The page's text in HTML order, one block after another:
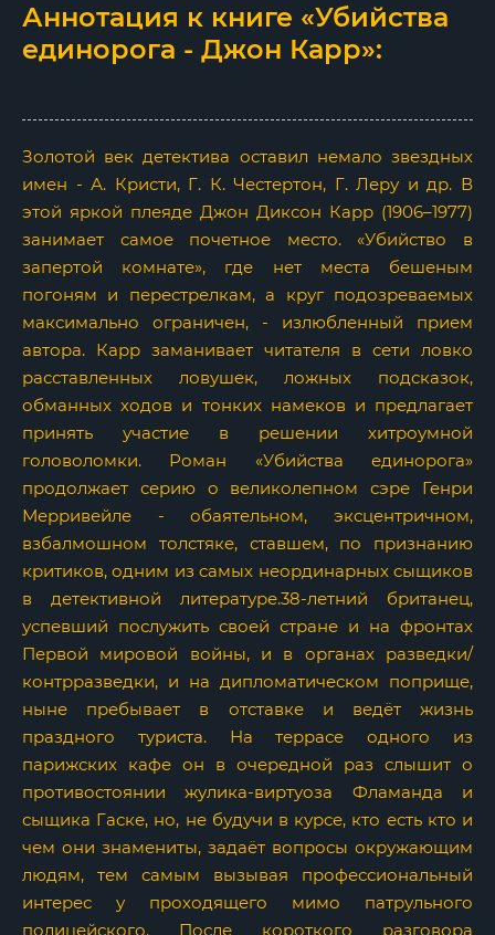
Аннотация к книге «Убийства
единорога - Джон Карр»:
Золотой век детектива оставил немало звездных
имен - А. Кристи, Г. К. Честертон, Г. Леру и др. В
этой яркой плеяде Джон Диксон Карр (1906–1977)
занимает самое почетное место. «Убийство в
запертой комнате», где нет места бешеным
погоням и перестрелкам, а круг подозреваемых
максимально ограничен, - излюбленный прием
автора. Карр заманивает читателя в сети ловко
расставленных ловушек, ложных подсказок,
обманных ходов и тонких намеков и предлагает
принять участие в решении хитроумной
головоломки. Роман «Убийства единорога»
продолжает серию о великолепном сэре Генри
Мерривейле - обаятельном, эксцентричном,
взбалмошном толстяке, ставшем, по признанию
критиков, одним из самых неординарных сыщиков
в детективной литературе.38-летний британец,
успевший послужить своей стране и на фронтах
Первой мировой войны, и в органах разведки/
контрразведки, и на дипломатическом поприще,
ныне пребывает в отставке и ведёт жизнь
праздного туриста. На террасе одного из
парижских кафе он в очередной раз слышит о
противостоянии жулика-виртуоза Фламанда и
сыщика Гаске, но, не будучи в курсе, кто есть кто и
чем они знамениты, задаёт вопросы окружающим
людям, тем самым вызывая профессиональный
интерес у проходящего мимо патрульного
полицейского. После короткого разговора